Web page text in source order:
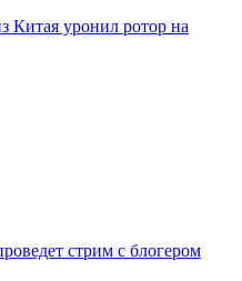
Китая уронил ротор на
стрим с блогером